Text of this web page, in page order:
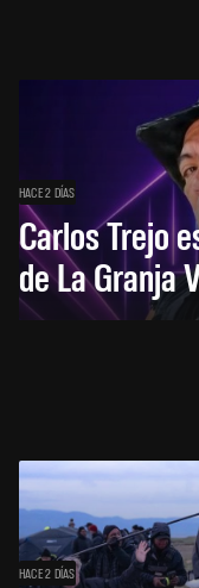
HACE 2 DÍAS
Carlos Trejo
de La Granja
HACE 2 DÍAS